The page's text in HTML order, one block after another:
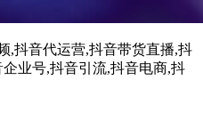
,抖音代运营,抖音带货直播,抖
业号,抖音引流,抖音电商,抖